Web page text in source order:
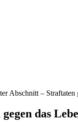
Abschnitt – Straftaten
das